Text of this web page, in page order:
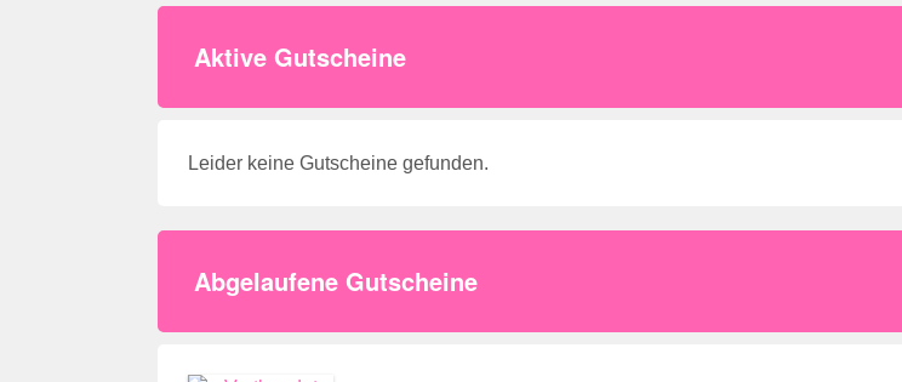
Aktive Gutscheine
Leider keine Gutscheine gefunden.
Abgelaufene Gutscheine